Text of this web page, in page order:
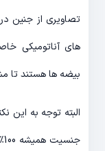
تصاویری از جنین
های آناتومیکی
بیضه ها هستند
البته توجه به این